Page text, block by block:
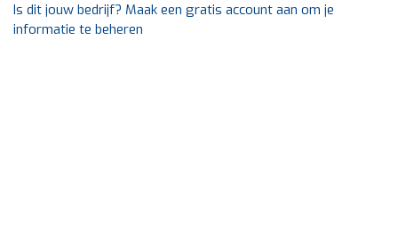
Is dit jouw bedrijf? Maak een gratis account aan om je
informatie te beheren